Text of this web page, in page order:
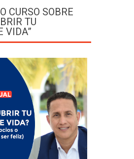
CURSO SOBRE
TU
VIDA”